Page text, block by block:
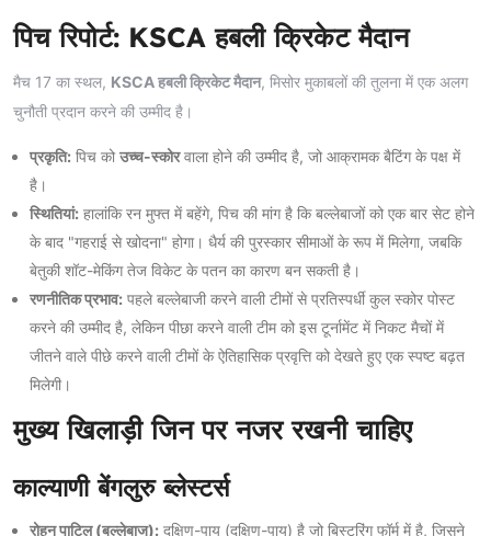
पिच रिपोर्ट: KSCA हबली क्रिकेट मैदान
मैच 17 का स्थल, KSCA हबली क्रिकेट मैदान, मिसोर मुकाबलों की तुलना में एक अलग
चुनौती प्रदान करने की उम्मीद है।
प्रकृति: पिच को उच्च-स्कोरवाला होने की उम्मीद है, जो आक्रामक बैटिंग के पक्ष में
है।
स्थितियां: हालांकि रन मुफ्त में बहेंगे, पिच की मांग है कि बल्लेबाजों को एक बार सेट होने
के बाद "गहराई से खोदना" होगा। धैर्य की पुरस्कार सीमाओं के रूप में मिलेगा, जबकि
बेतुकी शॉट-मेकिंग तेज विकेट के पतन का कारण बन सकती है।
रणनीतिक प्रभाव: पहले बल्लेबाजी करने वाली टीमों से प्रतिस्पर्धी कुल स्कोर पोस्ट
करने की उम्मीद है, लेकिन पीछा करने वाली टीम को इस टूर्नामेंट में निकट मैचों में
जीतने वाले पीछे करने वाली टीमों के ऐतिहासिक प्रवृत्ति को देखते हुए एक स्पष्ट बढ़त
मिलेगी।
मुख्य खिलाड़ी जिन पर नजर रखनी चाहिए
काल्याणी बेंगलुरु ब्लेस्टर्स
रोहन पाटिल (बल्लेबाज): दक्षिण-पाय (दक्षिण-पाय) है जो बिस्टरिंग फॉर्म में है, जिसने